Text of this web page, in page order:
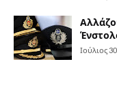
Ιούλιος